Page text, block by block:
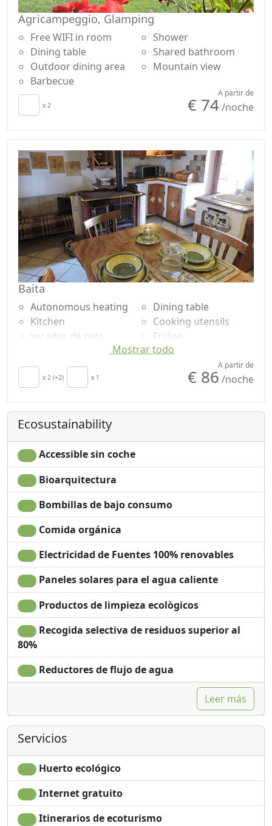
su transporte hasta nosotros. Alternativamente, para
subir al pueblo hay una ruta a pie o se pueden alquilar
bicicletas eléctricas en el pueblo al principio del valle.
Agricampeggio, Glamping
Free WIFI in room
Dining table
Outdoor dining area
Barbecue
Shower
Shared bathroom
Mountain view
x 2
A partir de
€ 74/noche
Baita
Autonomous heating
Kitchen
secador de pelo
Terrace
Towels
Ironing facilities
Sofa
Dining table
Cooking utensils
Fridge
Outdoor dining area
Mountain view
Microwave
Mostrar todo
x 2 (+2) x 1
A partir de
€ 86 /noche
Ecosustainability
Accessible sin coche
Bioarquitectura
Bombillas de bajo consumo
Comida orgánica
Electricidad de Fuentes 100% renovables
Paneles solares para el agua caliente
Productos de limpieza ecològicos
Recogida selectiva de residuos superior al
80%
Reductores de flujo de agua
Leer más
Servicios
Huerto ecológico
Internet gratuito
Itinerarios de ecoturismo